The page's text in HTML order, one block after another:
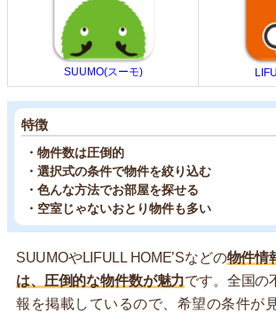
SUUMO(スーモ)
特徴
・物件数は圧倒的
・選択式の条件で物件を絞り込む
・色んな方法でお部屋を探せる
・空室じゃないおとり物件も多い
SUUMOやLIFULL HOME’Sなどの物件情
は、圧倒的な物件数が魅力です。全国の
報を掲載しているので、希望の条件が